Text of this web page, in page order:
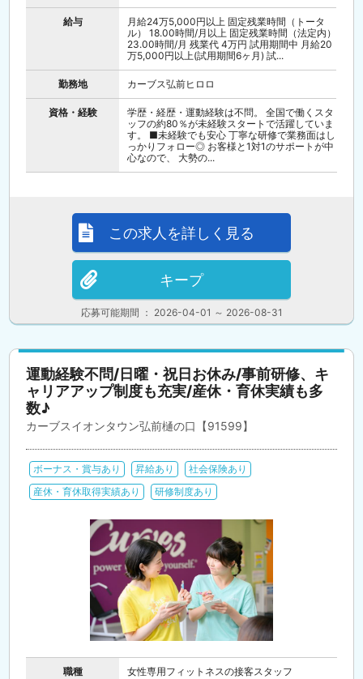
給与
月給24万5,000円以上 固定残業時間（トータ
ル） 18.00時間/月以上 固定残業時間（法定内）
23.00時間/月 残業代 4万円 試用期間中 月給20
万5,000円以上(試用期間6ヶ月) 試...
勤務地 カーブス弘前ヒロロ
資格・経験
学歴・経歴・運動経験は不問。 全国で働くスタ
ッフの約80％が未経験スタートで活躍していま
す。 ■未経験でも安心 丁寧な研修で業務面はし
っかりフォロー◎ お客様と1対1のサポートが中
心なので、 大勢の...
応募可能期間 ： 2026-04-01 ～ 2026-08-31
この求人を詳しく見る
キープ
運動経験不問/日曜・祝日お休み/事前研修、キ
ャリアアップ制度も充実/産休・育休実績も多
数♪
カーブスイオンタウン弘前樋の口【91599】
ボーナス・賞与あり 昇給あり
社会保険あり
産休・育休取得実績あり
研修制度あり
職種 女性専用フィットネスの接客スタッフ